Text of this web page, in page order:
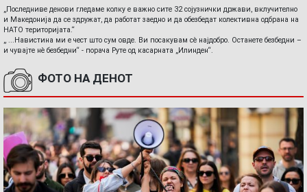
„Последниве денови гледаме колку е важно сите 32 сојузнички држави, вклучително
и Македонија да се здружат, да работат заедно и да обезбедат колективна одбрана на
НАТО територијата.“
„ ...Навистина ми е чест што сум овде. Ви посакувам сè најдобро. Останете безбедни –
и чувајте нè безбедни“ - порача Руте од касарната „Илинден“.
ФОТО НА ДЕНОТ